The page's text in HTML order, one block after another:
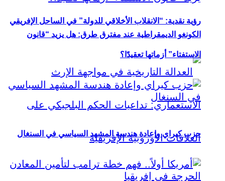
رؤية نقدية: “الانقلاب الأخلاقي للدولة” في الساحل الإفريقي
الكونغو الديمقراطية عند مفترق طرق: هل يزيد “قانون
الاستفتاء” أزماتها تعقيدًا؟
حزب كيراي وإعادة هندسة المشهد السياسي في السنغال